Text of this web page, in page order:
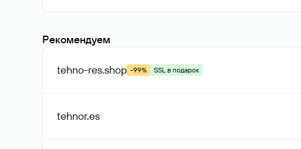
Рекомендуем
tehno-res.shop -99% SSL в подарок
tehnor.es